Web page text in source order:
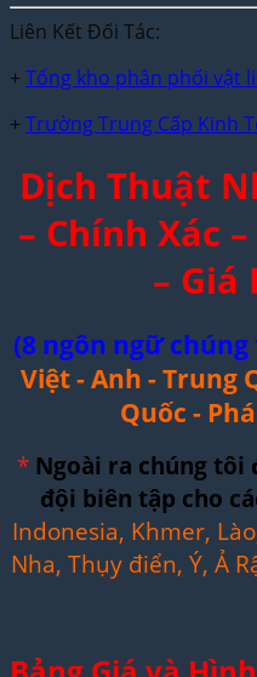
Liên Kết Đối Tác:
+ Tổng kho phân phối vật
+ Trường Trung Cấp Kinh
Dịch Thuật
– Chính Xác
– Giá
(8 ngôn ngữ
Việt - Anh - Trung
Quốc -
* Ngoài ra chúng tôi
đội biên tập cho
Indonesia, Khmer,
Nha, Thụy điển, Ý, Ả